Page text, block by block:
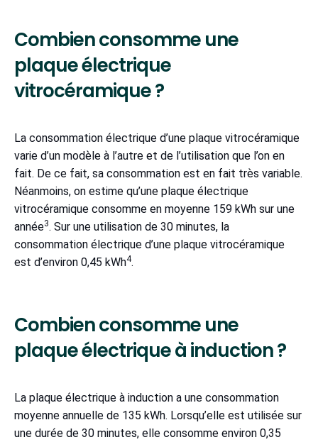
Combien consomme une
plaque électrique
vitrocéramique ?
La consommation électrique d’une plaque vitrocéramique
varie d’un modèle à l’autre et de l’utilisation que l’on en
fait. De ce fait, sa consommation est en fait très variable.
Néanmoins, on estime qu’une plaque électrique
vitrocéramique consomme en moyenne 159 kWh sur une
année3. Sur une utilisation de 30 minutes, la
consommation électrique d’une plaque vitrocéramique
est d’environ 0,45 kWh4.
Combien consomme une
plaque électrique à induction ?
La plaque électrique à induction a une consommation
moyenne annuelle de 135 kWh. Lorsqu’elle est utilisée sur
une durée de 30 minutes, elle consomme environ 0,35